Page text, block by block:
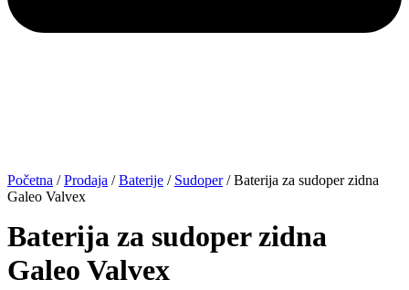
Početna /Prodaja /Baterije / Sudoper/ Baterija za sudoper zidna
Galeo Valvex
Baterija za sudoper zidna
Galeo Valvex